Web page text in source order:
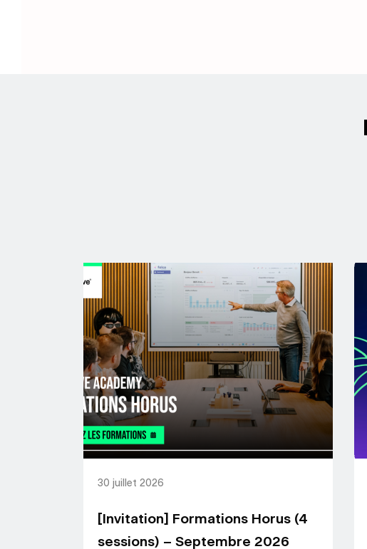
[Invitation] Formations Horus (4
sessions) – Septembre 2026
30 juillet 2026